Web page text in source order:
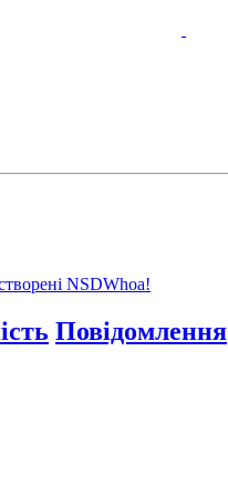
NSDWhoa!
Повідомлення